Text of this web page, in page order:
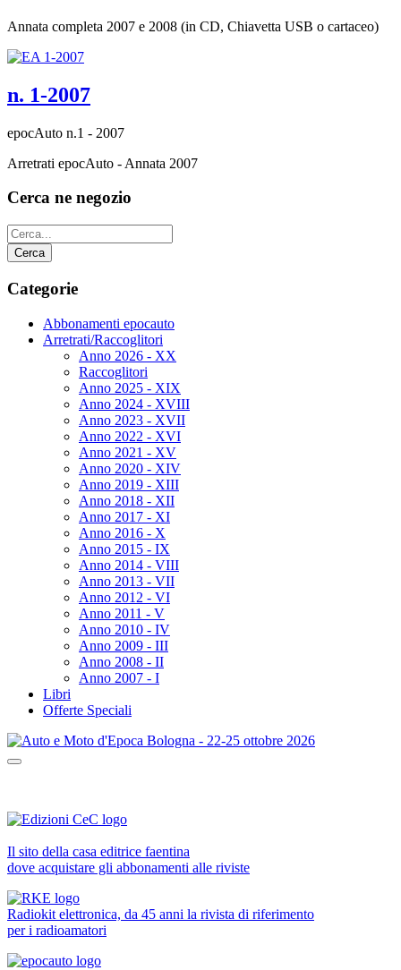
Annata completa 2007 e 2008 (in CD, Chiavetta USB o cartaceo)
n. 1-2007
epocAuto n.1 - 2007
Arretrati epocAuto - Annata 2007
Cerca ne negozio
Categorie
Abbonamenti epocauto
Arretrati/Raccoglitori
Anno 2026 - XX
Raccoglitori
Anno 2025 - XIX
Anno 2024 - XVIII
Anno 2023 - XVII
Anno 2022 - XVI
Anno 2021 - XV
Anno 2020 - XIV
Anno 2019 - XIII
Anno 2018 - XII
Anno 2017 - XI
Anno 2016 - X
Anno 2015 - IX
Anno 2014 - VIII
Anno 2013 - VII
Anno 2012 - VI
Anno 2011 - V
Anno 2010 - IV
Anno 2009 - III
Anno 2008 - II
Anno 2007 - I
Libri
Offerte Speciali
Il sito della casa editrice faentina
dove acquistare gli abbonamenti alle riviste
Radiokit elettronica, da 45 anni la rivista di riferimento
per i radioamatori